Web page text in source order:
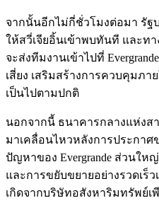
จากนั้นอีกไม่กี่ชั่วโมงต่อมา รั
ให้สวี่เจียอิ้นเข้าพบทันที และท
จะส่งทีมงานเข้าไปที่
เสี่ยง เสริมสร้างการควบคุมภา
เป็นไปตามปกติ
นอกจากนี้ ธนาคารกลางแห่ง
มาเคลื่อนไหวหลังการประกาศข
ปัญหาของ Evergrande ส่วนให
และการขยับขยายอย่างรวดเร็
เกิดจากบริษัทอสังหาริมทรัพย์เ